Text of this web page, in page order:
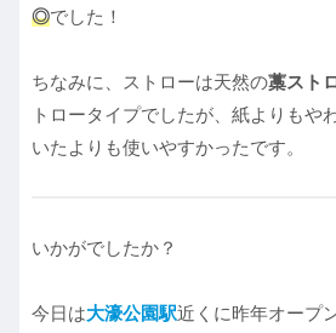
◎でした！
ちなみに、ストローは天然の藁スト
トロータイプでしたが、紙よりもや
いたよりも使いやすかったです。
いかがでしたか？
今日は大濠公園駅近くに昨年オープ